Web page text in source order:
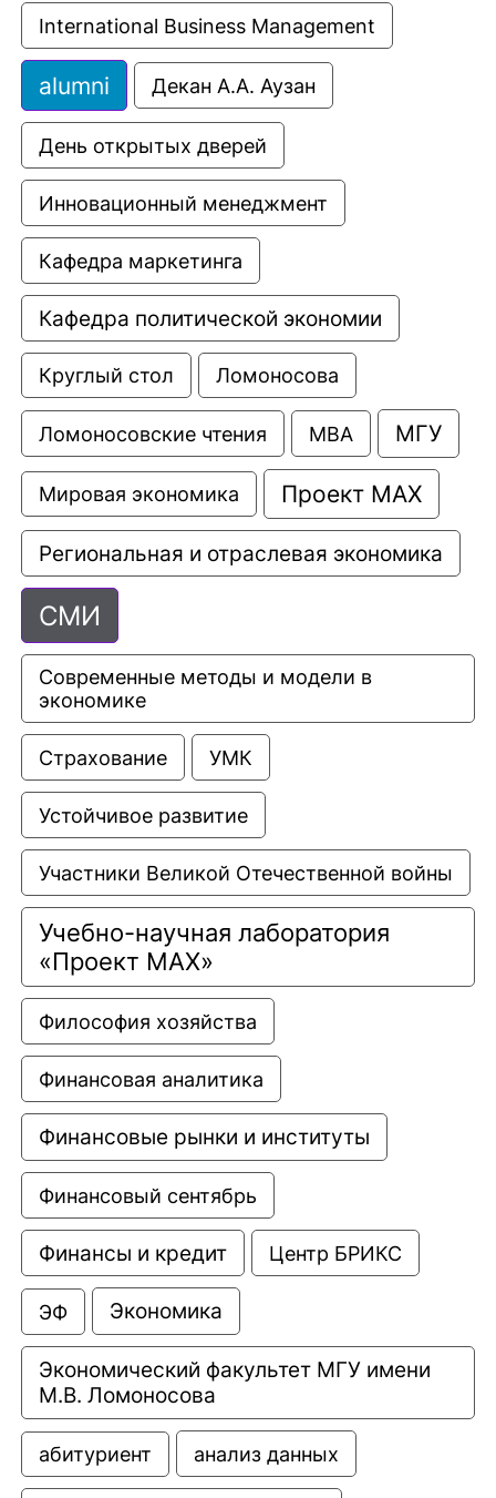
International Business Management
alumni Декан А.А. Аузан
День открытых дверей
Инновационный менеджмент
Кафедра маркетинга
Кафедра политической экономии
Круглый стол Ломоносова
Ломоносовские чтения МВА МГУ
Мировая экономика Проект МАХ
Региональная и отраслевая экономика
СМИ
Современные методы и модели в
экономике
Страхование УМК
Устойчивое развитие
Участники Великой Отечественной войны
Учебно-научная лаборатория
«Проект МАХ»
Философия хозяйства
Финансовая аналитика
Финансовые рынки и институты
Финансовый сентябрь
Финансы и кредит Центр БРИКС
ЭФ Экономика
Экономический факультет МГУ имени
М.В. Ломоносова
абитуриент анализ данных